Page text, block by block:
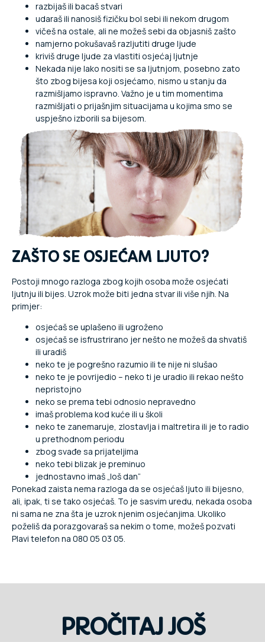
razbijaš ili bacaš stvari
udaraš ili nanosiš fizičku bol sebi ili nekom drugom
vičeš na ostale, ali ne možeš sebi da objasniš zašto
namjerno pokušavaš razljutiti druge ljude
kriviš druge ljude za vlastiti osjećaj ljutnje
Nekada nije lako nositi se sa ljutnjom, posebno zato
što zbog bijesa koji osjećamo, nismo u stanju da
razmišljamo ispravno. Važno je u tim momentima
razmišljati o prijašnjim situacijama u kojima smo se
uspješno izborili sa bijesom.
ZAŠTO SE OSJEĆAM LJUTO?
Postoji mnogo razloga zbog kojih osoba može osjećati
ljutnju ili bijes. Uzrok može biti jedna stvar ili više njih. Na
primjer:
osjećaš se uplašeno ili ugroženo
osjećaš se isfrustrirano jer nešto ne možeš da shvatiš
ili uradiš
neko te je pogrešno razumio ili te nije ni slušao
neko te je povrijedio – neko ti je uradio ili rekao nešto
nepristojno
neko se prema tebi odnosio nepravedno
imaš problema kod kuće ili u školi
neko te zanemaruje, zlostavlja i maltretira ili je to radio
u prethodnom periodu
zbog svađe sa prijateljima
neko tebi blizak je preminuo
jednostavno imaš „loš dan“
Ponekad zaista nema razloga da se osjećaš ljuto ili bijesno,
ali, ipak, ti se tako osjećaš. To je sasvim uredu, nekada osoba
ni sama ne zna šta je uzrok njenim osjećanjima. Ukoliko
poželiš da porazgovaraš sa nekim o tome, možeš pozvati
Plavi telefon na 080 05 03 05.
PROČITAJ JOŠ